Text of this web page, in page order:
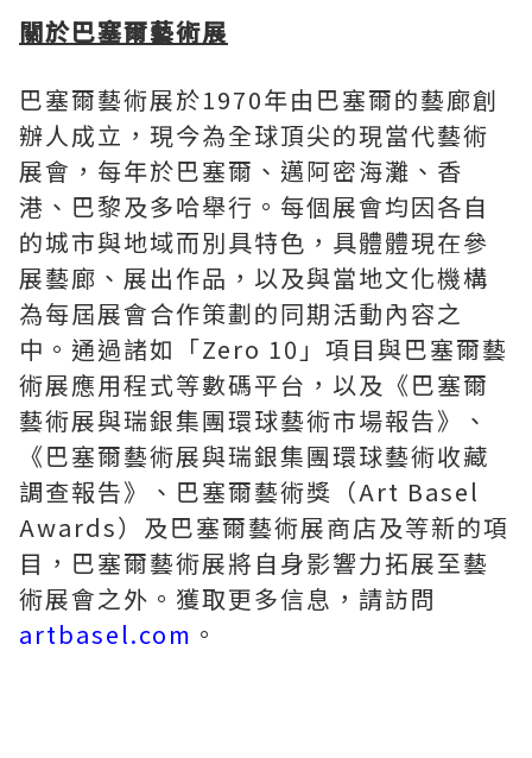
關於巴塞爾藝術展
巴塞爾藝術展於1970年由巴塞爾的藝廊創
辦人成立，現今為全球頂尖的現當代藝術
展會，每年於巴塞爾、邁阿密海灘、香
港、巴黎及多哈舉行。每個展會均因各自
的城市與地域而別具特色，具體體現在參
展藝廊、展出作品，以及與當地文化機構
為每屆展會合作策劃的同期活動內容之
中。通過諸如「Zero 10」項目與巴塞爾藝
術展應用程式等數碼平台，以及《巴塞爾
藝術展與瑞銀集團環球藝術市場報告》、
《巴塞爾藝術展與瑞銀集團環球藝術收藏
調查報告》、巴塞爾藝術獎（Art Basel
Awards）及巴塞爾藝術展商店及等新的項
目，巴塞爾藝術展將自身影響力拓展至藝
術展會之外。獲取更多信息，請訪問
artbasel.com 。